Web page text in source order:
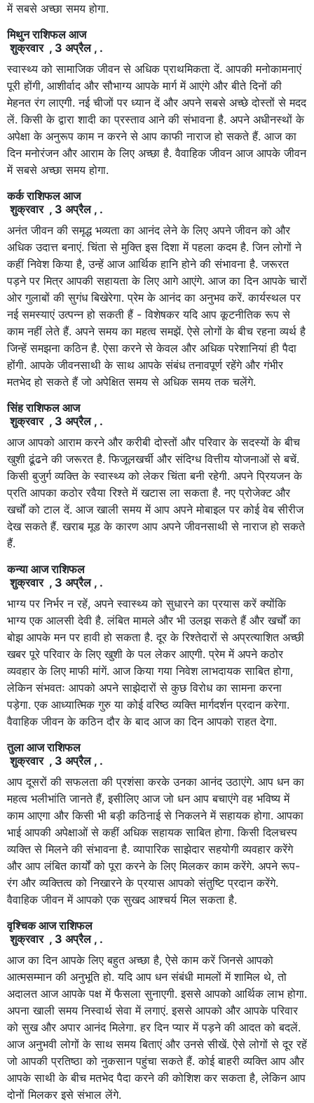
में सबसे अच्छा समय होगा.
मिथुन राशिफल आज
शुक्रवार , 3 अप्रैल , .
स्वास्थ्य को सामाजिक जीवन से अधिक प्राथमिकता दें. आपकी मनोकामनाएं
पूरी होंगी, आशीर्वाद और सौभाग्य आपके मार्ग में आएंगे और बीते दिनों की
मेहनत रंग लाएगी. नई चीजों पर ध्यान दें और अपने सबसे अच्छे दोस्तों से मदद
लें. किसी के द्वारा शादी का प्रस्ताव आने की संभावना है. अपने अधीनस्थों के
अपेक्षा के अनुरूप काम न करने से आप काफी नाराज हो सकते हैं. आज का
दिन मनोरंजन और आराम के लिए अच्छा है. वैवाहिक जीवन आज आपके जीवन
में सबसे अच्छा समय होगा.
कर्क राशिफल आज
शुक्रवार , 3 अप्रैल , .
अनंत जीवन की समृद्ध भव्यता का आनंद लेने के लिए अपने जीवन को और
अधिक उदात्त बनाएं. चिंता से मुक्ति इस दिशा में पहला कदम है. जिन लोगों ने
कहीं निवेश किया है, उन्हें आज आर्थिक हानि होने की संभावना है. जरूरत
पड़ने पर मित्र आपकी सहायता के लिए आगे आएंगे. आज का दिन आपके चारों
ओर गुलाबों की सुगंध बिखेरेगा. प्रेम के आनंद का अनुभव करें. कार्यस्थल पर
नई समस्याएं उत्पन्न हो सकती हैं - विशेषकर यदि आप कूटनीतिक रूप से
काम नहीं लेते हैं. अपने समय का महत्व समझें. ऐसे लोगों के बीच रहना व्यर्थ है
जिन्हें समझना कठिन है. ऐसा करने से केवल और अधिक परेशानियां ही पैदा
होंगी. आपके जीवनसाथी के साथ आपके संबंध तनावपूर्ण रहेंगे और गंभीर
मतभेद हो सकते हैं जो अपेक्षित समय से अधिक समय तक चलेंगे.
सिंह राशिफल आज
शुक्रवार , 3 अप्रैल , .
आज आपको आराम करने और करीबी दोस्तों और परिवार के सदस्यों के बीच
खुशी ढूंढने की जरूरत है. फिजूलखर्ची और संदिग्ध वित्तीय योजनाओं से बचें.
किसी बुजुर्ग व्यक्ति के स्वास्थ्य को लेकर चिंता बनी रहेगी. अपने प्रियजन के
प्रति आपका कठोर रवैया रिश्ते में खटास ला सकता है. नए प्रोजेक्ट और
खर्चों को टाल दें. आज खाली समय में आप अपने मोबाइल पर कोई वेब सीरीज
देख सकते हैं. खराब मूड के कारण आप अपने जीवनसाथी से नाराज हो सकते
हैं.
कन्या आज राशिफल
शुक्रवार , 3 अप्रैल , .
भाग्य पर निर्भर न रहें, अपने स्वास्थ्य को सुधारने का प्रयास करें क्योंकि
भाग्य एक आलसी देवी है. लंबित मामले और भी उलझ सकते हैं और खर्चों का
बोझ आपके मन पर हावी हो सकता है. दूर के रिश्तेदारों से अप्रत्याशित अच्छी
खबर पूरे परिवार के लिए खुशी के पल लेकर आएगी. प्रेम में अपने कठोर
व्यवहार के लिए माफी मांगें. आज किया गया निवेश लाभदायक साबित होगा,
लेकिन संभवतः आपको अपने साझेदारों से कुछ विरोध का सामना करना
पड़ेगा. एक आध्यात्मिक गुरु या कोई वरिष्ठ व्यक्ति मार्गदर्शन प्रदान करेगा.
वैवाहिक जीवन के कठिन दौर के बाद आज का दिन आपको राहत देगा.
तुला आज राशिफल
शुक्रवार , 3 अप्रैल , .
आप दूसरों की सफलता की प्रशंसा करके उनका आनंद उठाएंगे. आप धन का
महत्व भलीभांति जानते हैं, इसीलिए आज जो धन आप बचाएंगे वह भविष्य में
काम आएगा और किसी भी बड़ी कठिनाई से निकलने में सहायक होगा. आपका
भाई आपकी अपेक्षाओं से कहीं अधिक सहायक साबित होगा. किसी दिलचस्प
व्यक्ति से मिलने की संभावना है. व्यापारिक साझेदार सहयोगी व्यवहार करेंगे
और आप लंबित कार्यों को पूरा करने के लिए मिलकर काम करेंगे. अपने रूप-
रंग और व्यक्तित्व को निखारने के प्रयास आपको संतुष्टि प्रदान करेंगे.
वैवाहिक जीवन में आपको एक सुखद आश्चर्य मिल सकता है.
वृश्चिक आज राशिफल
शुक्रवार , 3 अप्रैल , .
आज का दिन आपके लिए बहुत अच्छा है, ऐसे काम करें जिनसे आपको
आत्मसम्मान की अनुभूति हो. यदि आप धन संबंधी मामलों में शामिल थे, तो
अदालत आज आपके पक्ष में फैसला सुनाएगी. इससे आपको आर्थिक लाभ होगा.
अपना खाली समय निस्वार्थ सेवा में लगाएं. इससे आपको और आपके परिवार
को सुख और अपार आनंद मिलेगा. हर दिन प्यार में पड़ने की आदत को बदलें.
आज अनुभवी लोगों के साथ समय बिताएं और उनसे सीखें. ऐसे लोगों से दूर रहें
जो आपकी प्रतिष्ठा को नुकसान पहुंचा सकते हैं. कोई बाहरी व्यक्ति आप और
आपके साथी के बीच मतभेद पैदा करने की कोशिश कर सकता है, लेकिन आप
दोनों मिलकर इसे संभाल लेंगे.